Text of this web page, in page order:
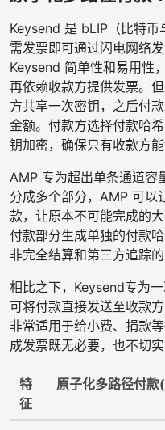
Keysend 是 bLIP（比特
需发票即可通过闪电网络
Keysend 简单性和易用性
再依赖收款方提供发票。
方共享一次密钥，之后付
金额。付款方选择付款哈
钥加密，确保只有收款方
AMP 专为超出单条通道容
分成多个部分，AMP 可以
款，让原本不可能完成的
付款部分生成单独的付款
非完全结算和第三方追踪的
相比之下，Keysend专为
可将付款直接发送至收款
非常适用于给小费、捐款
成发票既无必要，也不切实
特
征
原子化多路径付